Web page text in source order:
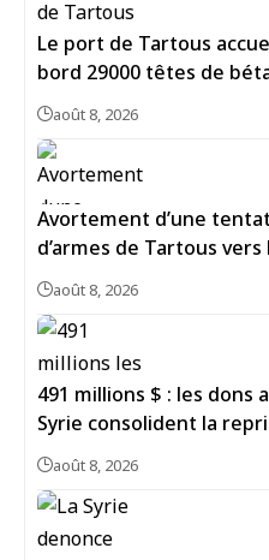
Le port de Tartous
bord 29000 têtes de
août 8, 2026
Avortement d’une
d’armes de Tartous vers
août 8, 2026
491 millions $ : les dons
Syrie consolident la
août 8, 2026